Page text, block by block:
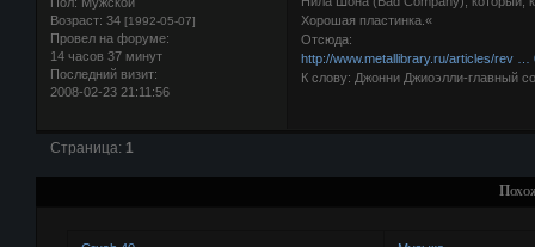
Пол: Мужской
Возраст: 34 [1992-05-07]
Провел на форуме:
14 часов 37 минут
Последний визит:
2008-02-23 21:11:56
Хорошая пластинка.«
Отсюда:
http://www.metallibrary.ru/articles/rev …
К слову: Джонни Джиоэлли-главный
Страница: 1